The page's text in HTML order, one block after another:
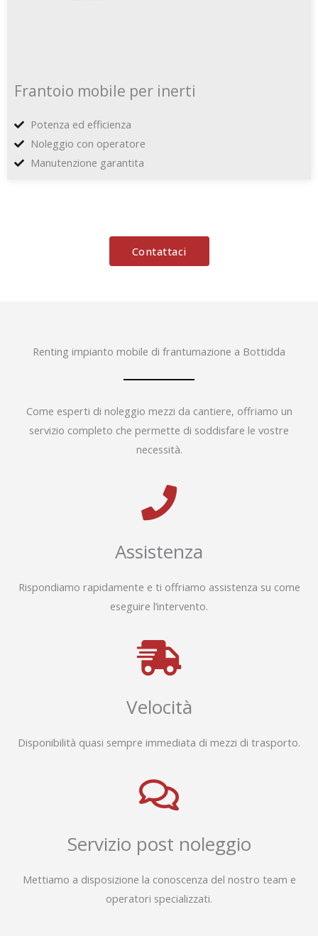
Frantoio mobile per inerti
Potenza ed efficienza
Noleggio con operatore
Manutenzione garantita
Contattaci
Renting impianto mobile di frantumazione a Bottidda
Come esperti di noleggio mezzi da cantiere, offriamo un
servizio completo che permette di soddisfare le vostre
necessità.
Assistenza
Rispondiamo rapidamente e ti offriamo assistenza su come
eseguire l’intervento.
Velocità
Disponibilità quasi sempre immediata di mezzi di trasporto.
Servizio post noleggio
Mettiamo a disposizione la conoscenza del nostro team e
operatori specializzati.